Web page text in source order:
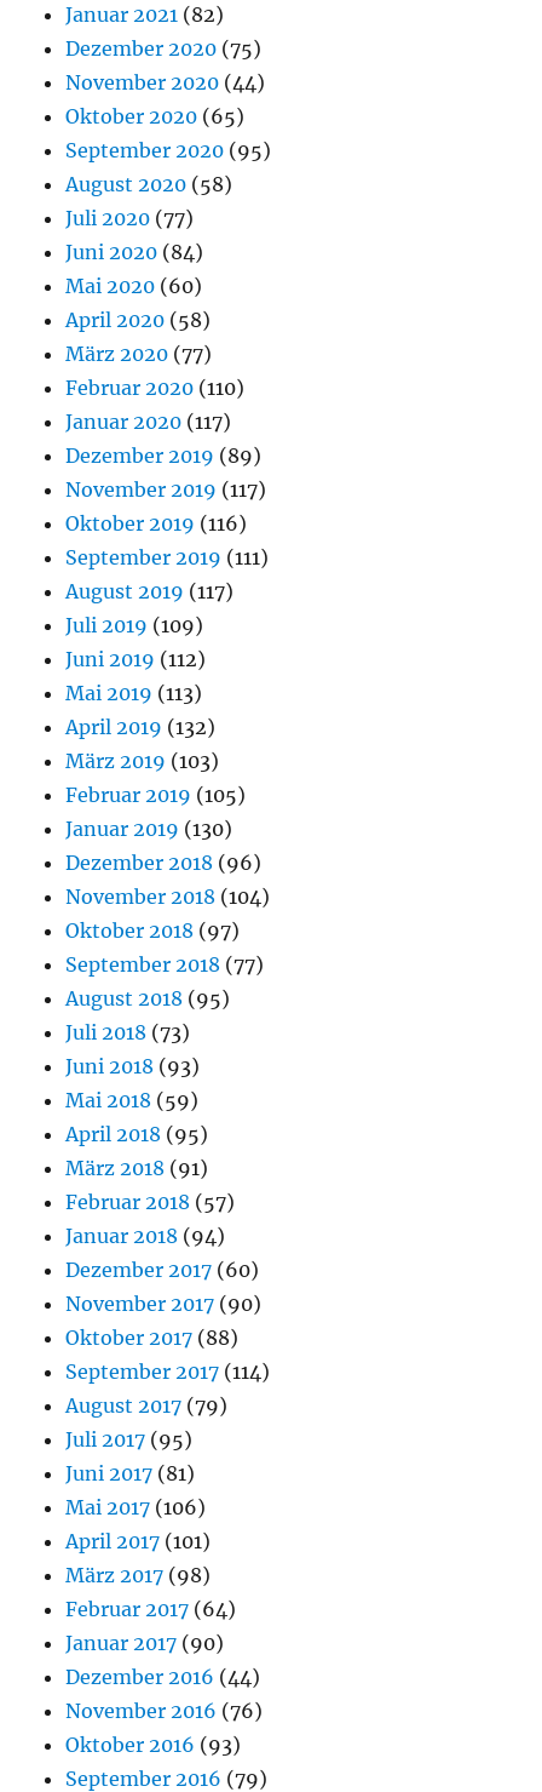
Januar 2021 (82)
Dezember 2020 (75)
November 2020 (44)
Oktober 2020 (65)
September 2020 (95)
August 2020 (58)
Juli 2020 (77)
Juni 2020 (84)
Mai 2020 (60)
April 2020 (58)
März 2020 (77)
Februar 2020 (110)
Januar 2020 (117)
Dezember 2019 (89)
November 2019 (117)
Oktober 2019 (116)
September 2019 (111)
August 2019 (117)
Juli 2019 (109)
Juni 2019 (112)
Mai 2019 (113)
April 2019 (132)
März 2019 (103)
Februar 2019 (105)
Januar 2019 (130)
Dezember 2018 (96)
November 2018 (104)
Oktober 2018 (97)
September 2018 (77)
August 2018 (95)
Juli 2018 (73)
Juni 2018 (93)
Mai 2018 (59)
April 2018 (95)
März 2018 (91)
Februar 2018 (57)
Januar 2018 (94)
Dezember 2017 (60)
November 2017 (90)
Oktober 2017 (88)
September 2017 (114)
August 2017 (79)
Juli 2017 (95)
Juni 2017 (81)
Mai 2017 (106)
April 2017 (101)
März 2017 (98)
Februar 2017 (64)
Januar 2017 (90)
Dezember 2016 (44)
November 2016 (76)
Oktober 2016 (93)
September 2016 (79)